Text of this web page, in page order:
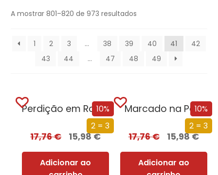
A mostrar 801–820 de 973 resultados
1 2 3 … 38 39 40 41
42
43
44 … 47 48 49
10%
2 = 3
Perdição em Roma
17,76€ 15,98€
Adicionar ao
10%
2 = 3
Marcado na Pele
17,76€ 15,98€
Adicionar ao